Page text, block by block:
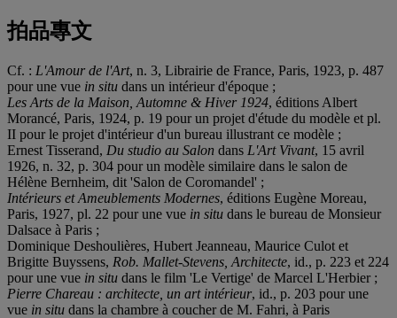
拍品專文
Cf. : L'Amour de l'Art, n. 3, Librairie de France, Paris, 1923, p. 487
pour une vue in situ dans un intérieur d'époque ;
Les Arts de la Maison, Automne & Hiver 1924, éditions Albert
Morancé, Paris, 1924, p. 19 pour un projet d'étude du modèle et pl.
II pour le projet d'intérieur d'un bureau illustrant ce modèle ;
Ernest Tisserand, Du studio au Salon dans L'Art Vivant, 15 avril
1926, n. 32, p. 304 pour un modèle similaire dans le salon de
Hélène Bernheim, dit 'Salon de Coromandel' ;
Intérieurs et Ameublements Modernes, éditions Eugène Moreau,
Paris, 1927, pl. 22 pour une vue in situ dans le bureau de Monsieur
Dalsace à Paris ;
Dominique Deshoulières, Hubert Jeanneau, Maurice Culot et
Brigitte Buyssens, Rob. Mallet-Stevens, Architecte, id., p. 223 et 224
pour une vue in situ dans le film 'Le Vertige' de Marcel L'Herbier ;
Pierre Chareau : architecte, un art intérieur, id., p. 203 pour une
vue in situ dans la chambre à coucher de M. Fahri, à Paris